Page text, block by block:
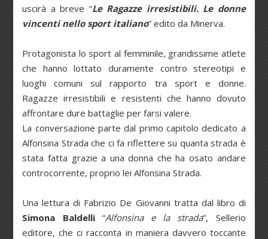
uscirà a breve “Le Ragazze irresistibili. Le donne
vincenti nello sport italiano” edito da Minerva.
Protagonista lo sport al femminile, grandissime atlete
che hanno lottato duramente contro stereotipi e
luoghi comuni sul rapporto tra sport e donne.
Ragazze irresistibili e resistenti che hanno dovuto
affrontare dure battaglie per farsi valere.
La conversazione parte dal primo capitolo dedicato a
Alfonsina Strada che ci fa riflettere su quanta strada è
stata fatta grazie a una donna che ha osato andare
controcorrente, proprio lei Alfonsina Strada.
Una lettura di Fabrizio De Giovanni tratta dal libro di
Simona Baldelli“Alfonsina e la strada”, Sellerio
editore, che ci racconta in maniera davvero toccante